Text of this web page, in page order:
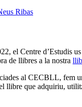
Ribas
el Centre d’Estudis
de llibres a la nostra
al CECBLL, fem
llibre que adquiriu,